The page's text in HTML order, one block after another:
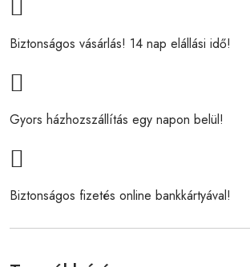
Biztonságos vásárlás! 14 nap elállási idő!
Gyors házhozszállítás egy napon belül!
Biztonságos fizetés online bankkártyával!